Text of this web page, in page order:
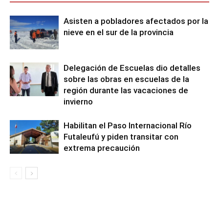
Asisten a pobladores afectados por la
nieve en el sur de la provincia
Delegación de Escuelas dio detalles
sobre las obras en escuelas de la
región durante las vacaciones de
invierno
Habilitan el Paso Internacional Río
Futaleufú y piden transitar con
extrema precaución